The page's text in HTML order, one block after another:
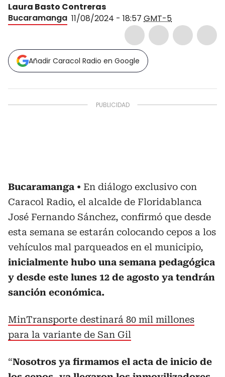
Laura Basto Contreras
Bucaramanga 11/08/2024 - 18:57 GMT-5
Añadir Caracol Radio en Google
Bucaramanga
En diálogo exclusivo con
Caracol Radio, el alcalde de Floridablanca
José Fernando Sánchez, confirmó que desde
esta semana se estarán colocando cepos a los
vehículos mal parqueados en el municipio,
inicialmente hubo una semana pedagógica
y desde este lunes 12 de agosto ya tendrán
sanción económica.
MinTransporte destinará 80 mil millones
para la variante de San Gil
“Nosotros ya firmamos el acta de inicio de